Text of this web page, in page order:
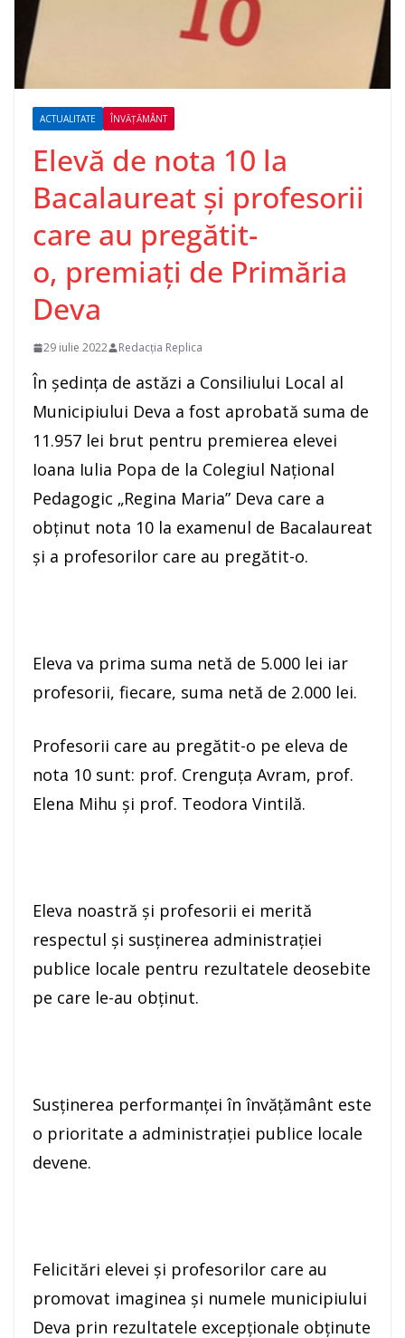
ACTUALITATE ÎNVĂȚĂMÂNT
Elevă de nota 10 la
Bacalaureat și profesorii
care au pregătit-
o, premiați de Primăria
Deva
29 iulie 2022 Redacția Replica
În ședința de astăzi a Consiliului Local al
Municipiului Deva a fost aprobată suma de
11.957 lei brut pentru premierea elevei
Ioana Iulia Popa de la Colegiul Național
Pedagogic „Regina Maria” Deva care a
obținut nota 10 la examenul de Bacalaureat
și a profesorilor care au pregătit-o.
Eleva va prima suma netă de 5.000 lei iar
profesorii, fiecare, suma netă de 2.000 lei.
Profesorii care au pregătit-o pe eleva de
nota 10 sunt: prof. Crenguța Avram, prof.
Elena Mihu și prof. Teodora Vintilă.
Eleva noastră și profesorii ei merită
respectul și susținerea administrației
publice locale pentru rezultatele deosebite
pe care le-au obținut.
Susținerea performanței în învățământ este
o prioritate a administrației publice locale
devene.
Felicitări elevei și profesorilor care au
promovat imaginea și numele municipiului
Deva prin rezultatele excepționale obținute